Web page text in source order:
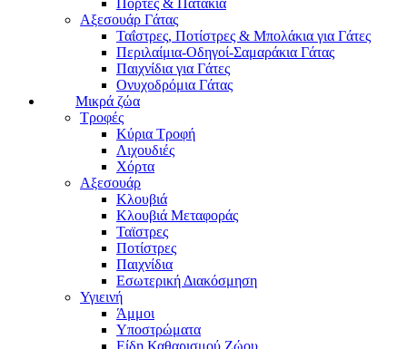
Αξεσουάρ Γάτας
Ταΐστρες, Ποτίστρες & Μπολάκια για Γάτες
Περιλαίμια-Οδηγοί-Σαμαράκια Γάτας
Παιχνίδια για Γάτες
Ονυχοδρόμια Γάτας
Μικρά ζώα
Τροφές
Κύρια Τροφή
Λιχουδιές
Χόρτα
Αξεσουάρ
Κλουβιά
Κλουβιά Μεταφοράς
Ταϊστρες
Ποτίστρες
Παιχνίδια
Εσωτερική Διακόσμηση
Υγιεινή
Άμμοι
Υποστρώματα
Είδη Καθαρισμού Ζώου